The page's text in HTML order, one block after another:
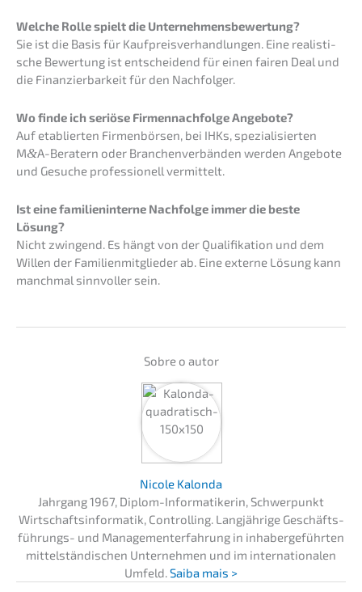
Welche Rolle spielt die Unternehmensbewertung?
Sie ist die Basis für Kaufpreis­ver­hand­lun­gen. Eine realis­ti­
sche Bewer­tung ist entschei­dend für einen fairen Deal und
die Finan­zier­bar­keit für den Nachfolger.
Wo finde ich seriö­se Firmen­nach­fol­ge Angebote?
Auf etablier­ten Firmen­bör­sen, bei IHKs, spezia­li­sier­ten
M&A-Beratern oder Branchen­ver­bän­den werden Angebo­te
und Gesuche profes­sio­nell vermittelt.
Ist eine famili­en­in­ter­ne Nachfol­ge immer die beste
Lösung?
Nicht zwingend. Es hängt von der Quali­fi­ka­ti­on und dem
Willen der Famili­en­mit­glie­der ab. Eine exter­ne Lösung kann
manch­mal sinnvol­ler sein.
Sobre o autor
Nicole Kalon­da
Jahrgang 1967, Diplom-Infor­ma­ti­ke­rin, Schwer­punkt
Wirtschafts­in­for­ma­tik, Control­ling. Langjäh­ri­ge Geschäfts­
füh­rungs- und Manage­men­t­er­fah­rung in inhaber­ge­führ­ten
mittel­stän­di­schen Unter­neh­men und im inter­na­tio­na­len
Umfeld.Saiba mais >